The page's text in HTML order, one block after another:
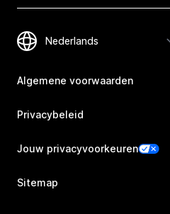
Algemene voorwaarden
Privacybeleid
Jouw privacyvoorkeuren
Sitemap